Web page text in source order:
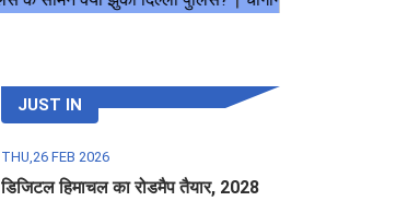
JUST IN
THU,26 FEB 2026
डिजिटल हिमाचल का रोडमैप तैयार, 2028